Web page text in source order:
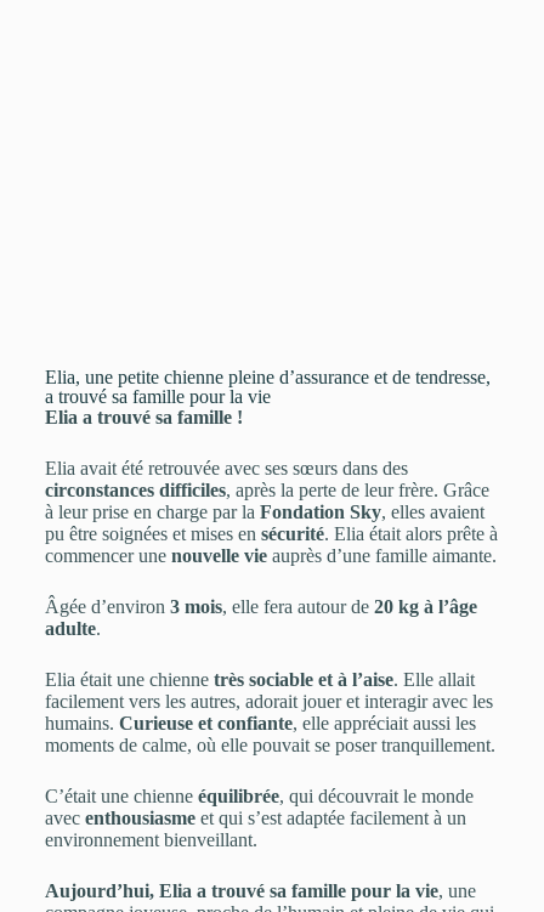
Elia, une petite chienne pleine d’assurance et de tendresse,
a trouvé sa famille pour la vie
Elia a trouvé sa famille !
Elia avait été retrouvée avec ses sœurs dans des
circonstances difficiles, après la perte de leur frère. Grâce
à leur prise en charge par la Fondation Sky, elles avaient
pu être soignées et mises en sécurité. Elia était alors prête à
commencer une nouvelle vieauprès d’une famille aimante.
Âgée d’environ 3 mois, elle fera autour de 20 kg à l’âge
adulte.
Elia était une chienne très sociable et à l’aise. Elle allait
facilement vers les autres, adorait jouer et interagir avec les
humains. Curieuse et confiante, elle appréciait aussi les
moments de calme, où elle pouvait se poser tranquillement.
C’était une chienne équilibrée, qui découvrait le monde
avec enthousiasmeet qui s’est adaptée facilement à un
environnement bienveillant.
Aujourd’hui, Elia a trouvé sa famille pour la vie, une